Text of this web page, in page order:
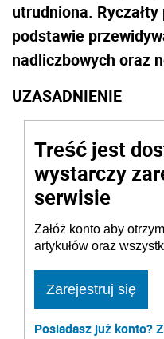
utrudniona.
podstawie
nadliczbowych oraz
UZASADNIENIE
Treść jest
wystarczy
serwisie
Załóż konto aby
artykułów oraz
Zarejestruj się
Posiadasz już konto?